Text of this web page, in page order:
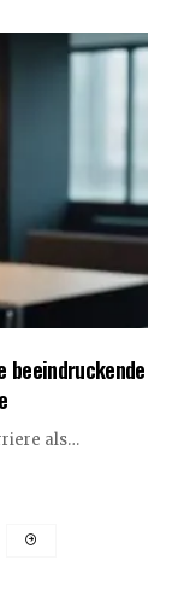
beeindruckende
als…